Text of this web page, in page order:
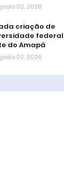
02, 2026
criação de
federal
do Amapá
02, 2026